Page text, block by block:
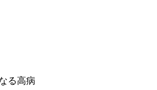
る高病